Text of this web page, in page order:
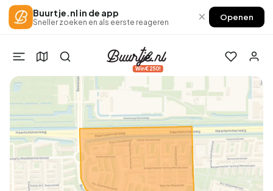
Buurtje.nl in de app
Sneller zoeken en als eerste reageren × Openen
Win €250!